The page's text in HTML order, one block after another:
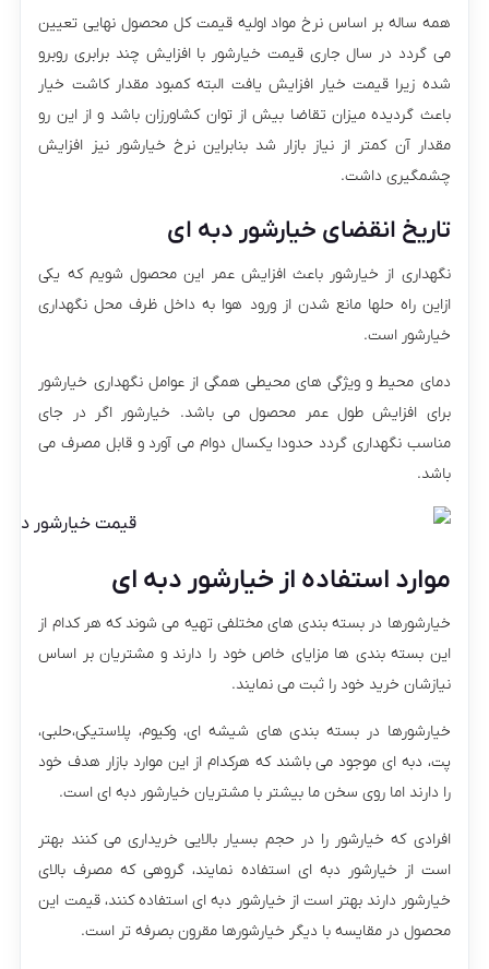
همه ساله بر اساس نرخ مواد اولیه قیمت کل محصول نهایی تعیین
می گردد در سال جاری قیمت خیارشور با افزایش چند برابری روبرو
شده زیرا قیمت خیار افزایش یافت البته کمبود مقدار کاشت خیار
باعث گردیده میزان تقاضا بیش از توان کشاورزان باشد و از این رو
مقدار آن کمتر از نیاز بازار شد بنابراین نرخ خیارشور نیز افزایش
چشمگیری داشت.
تاریخ انقضای خیارشور دبه ای
نگهداری از خیارشور باعث افزایش عمر این محصول شویم که یکی
ازاین راه حلها مانع شدن از ورود هوا به داخل ظرف محل نگهداری
خیارشور است.
دمای محیط و ویژگی های محیطی همگی از عوامل نگهداری خیارشور
برای افزایش طول عمر محصول می باشد. خیارشور اگر در جای
مناسب نگهداری گردد حدودا یکسال دوام می آورد و قابل مصرف می
باشد.
موارد استفاده از خیارشور دبه ای
خیارشورها در بسته بندی های مختلفی تهیه می شوند که هر کدام از
این بسته بندی ها مزایای خاص خود را دارند و مشتریان بر اساس
نیازشان خرید خود را ثبت می نمایند.
خیارشورها در بسته بندی های شیشه ای، وکیوم، پلاستیکی،حلبی،
پت، دبه ای موجود می باشند که هرکدام از این موارد بازار هدف خود
را دارند اما روی سخن ما بیشتر با مشتریان خیارشور دبه ای است.
افرادی که خیارشور را در حجم بسیار بالایی خریداری می کنند بهتر
است از خیارشور دبه ای استفاده نمایند، گروهی که مصرف بالای
خیارشور دارند بهتر است از خیارشور دبه ای استفاده کنند، قیمت این
محصول در مقایسه با دیگر خیارشورها مقرون بصرفه تر است.